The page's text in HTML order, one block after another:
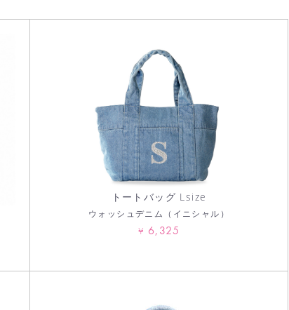
トートバッグ Lsize
ウォッシュデニム（イニシャル）
¥ 6,325